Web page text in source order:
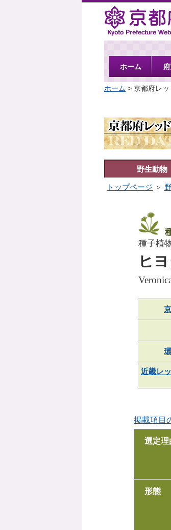
京都府
ホーム
ホーム > 京都府レ
野生動物
トップページ ＞
種子植
ヒ
近畿レ
掲載項目
選定理
形態